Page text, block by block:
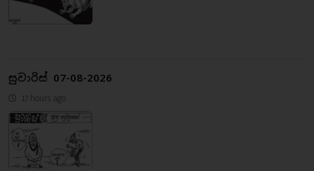
සුවාරිස් 07-08-2026
17 hours ago